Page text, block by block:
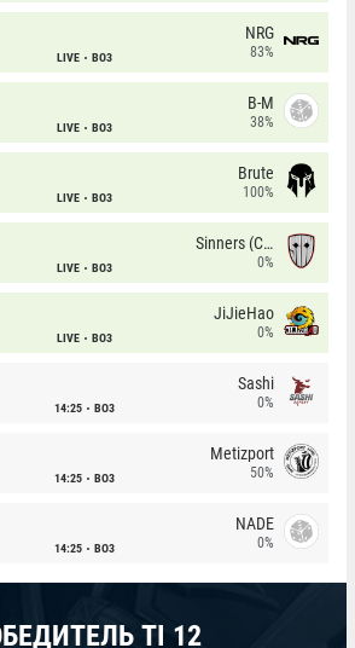
LIVE BO3
NRG
83%
LIVE BO3
B-M
38%
LIVE BO3
Brute
100%
LIVE BO3
Sinners (CZ)
0%
LIVE BO3
JiJieHao
0%
14:25 BO3
Sashi
0%
14:25 BO3
Metizport
50%
14:25 BO3
NADE
0%
TI 12